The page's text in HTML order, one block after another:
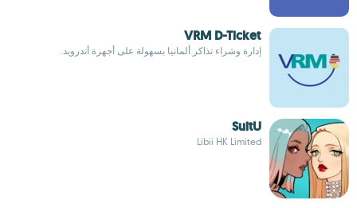
VRM D-Ticket
إدارة وشراء تذاكر ألمانيا بسهولة على أجهزة أندرويد.
SuitU
Libii HK Limited